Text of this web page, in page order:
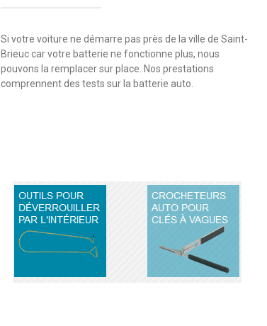
Si votre voiture ne démarre pas près de la ville de Saint-
Brieuc car votre batterie ne fonctionne plus, nous
pouvons la remplacer sur place. Nos prestations
comprennent des tests sur la batterie auto.